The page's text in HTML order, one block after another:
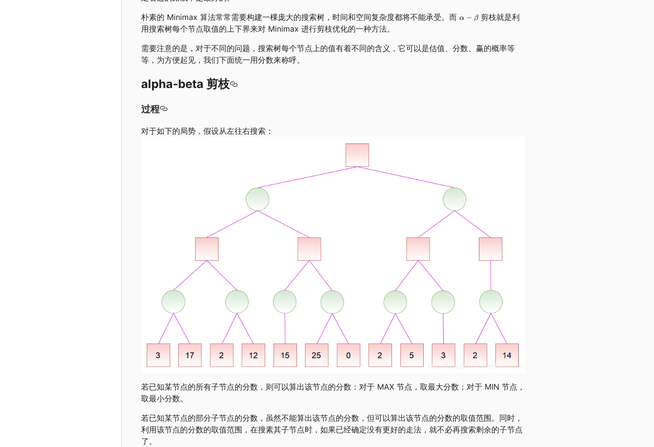
朴素的 Minimax 算法常常需要构建一棵庞大的搜索树，时间和空间复杂度都将不能承受。而
剪枝就是利
用搜索树每个节点取值的上下界来对 Minimax 进行剪枝优化的一种方法。
需要注意的是，对于不同的问题，搜索树每个节点上的值有着不同的含义，它可以是估值、分数、赢的概率等
等，为方便起见，我们下面统一用分数来称呼。
alpha-beta 剪枝
过程
对于如下的局势，假设从左往右搜索：
若已知某节点的所有子节点的分数，则可以算出该节点的分数：对于 MAX 节点，取最大分数；对于 MIN 节点，
取最小分数。
若已知某节点的部分子节点的分数，虽然不能算出该节点的分数，但可以算出该节点的分数的取值范围。同时，
利用该节点的分数的取值范围，在搜素其子节点时，如果已经确定没有更好的走法，就不必再搜索剩余的子节点
了。